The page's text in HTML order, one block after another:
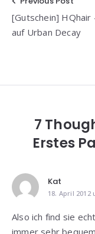
[Gutschein] HQhair
auf Urban Decay
7
Erstes
Kat
18. April 2012
Also ich find sie